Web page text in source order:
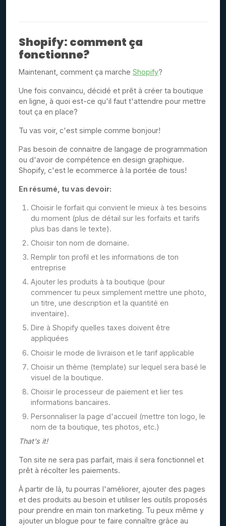
Shopify: comment ça
fonctionne?
Maintenant, comment ça marche Shopify?
Une fois convaincu, décidé et prêt à créer ta boutique
en ligne, à quoi est-ce qu'il faut t'attendre pour mettre
tout ça en place?
Tu vas voir, c'est simple comme bonjour!
Pas besoin de connaitre de langage de programmation
ou d'avoir de compétence en design graphique.
Shopify, c'est le ecommerce à la portée de tous!
En résumé, tu vas devoir:
Choisir le forfait qui convient le mieux à tes besoins
du moment (plus de détail sur les forfaits et tarifs
plus bas dans le texte).
Choisir ton nom de domaine.
Remplir ton profil et les informations de ton
entreprise
Ajouter les produits à ta boutique (pour
commencer tu peux simplement mettre une photo,
un titre, une description et la quantité en
inventaire).
Dire à Shopify quelles taxes doivent être
appliquées
Choisir le mode de livraison et le tarif applicable
Choisir un thème (template) sur lequel sera basé le
visuel de la boutique.
Choisir le processeur de paiement et lier tes
informations bancaires.
Personnaliser la page d'accueil (mettre ton logo, le
nom de ta boutique, tes photos, etc.)
That's it!
Ton site ne sera pas parfait, mais il sera fonctionnel et
prêt à récolter les paiements.
À partir de là, tu pourras l'améliorer, ajouter des pages
et des produits au besoin et utiliser les outils proposés
pour prendre en main ton marketing. Tu peux même y
ajouter un blogue pour te faire connaître grâce au